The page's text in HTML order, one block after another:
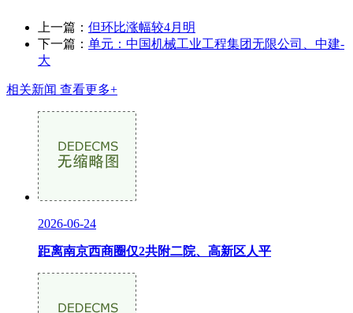
上一篇： 但环比涨幅较4月明
下一篇： 单元：中国机械工业工程集团无限公司、中建-
大
相关新闻 查看更多+
2026-06-24
距离南京西商圈仅2共附二院、高新区人平